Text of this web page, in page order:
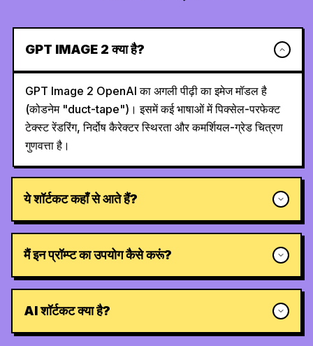
GPT IMAGE 2 क्या है?
GPT Image 2 OpenAI का अगली पीढ़ी का इमेज मॉडल है
(कोडनेम "duct-tape")। इसमें कई भाषाओं में पिक्सेल-परफेक्ट
टेक्स्ट रेंडरिंग, निर्दोष कैरेक्टर स्थिरता और कमर्शियल-ग्रेड चित्रण
गुणवत्ता है।
ये शॉर्टकट कहाँ से आते हैं?
मैं इन प्रॉम्प्ट का उपयोग कैसे करूं?
AI शॉर्टकट क्या है?